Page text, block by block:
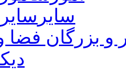
سایر
و بزرگان فضا